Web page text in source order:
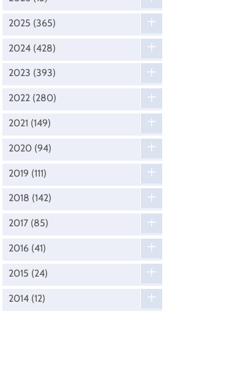
2025 (365)
2024 (428)
2023 (393)
2022 (280)
2021 (149)
2020 (94)
2019 (111)
2018 (142)
2017 (85)
2016 (41)
2015 (24)
2014 (12)